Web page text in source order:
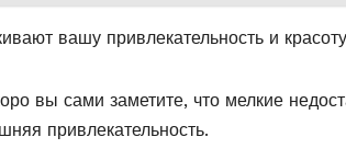
вашу привлекательность и
вы сами заметите, что мелкие
привлекательность.